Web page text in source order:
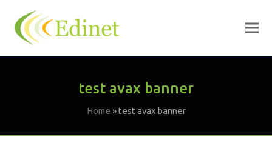
test avax banner
Home »test avax banner